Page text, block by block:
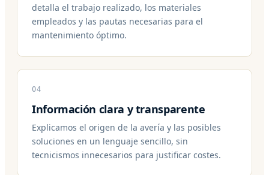
detalla el trabajo realizado, los materiales
empleados y las pautas necesarias para el
mantenimiento óptimo.
04
Información clara y transparente
Explicamos el origen de la avería y las posibles
soluciones en un lenguaje sencillo, sin
tecnicismos innecesarios para justificar costes.